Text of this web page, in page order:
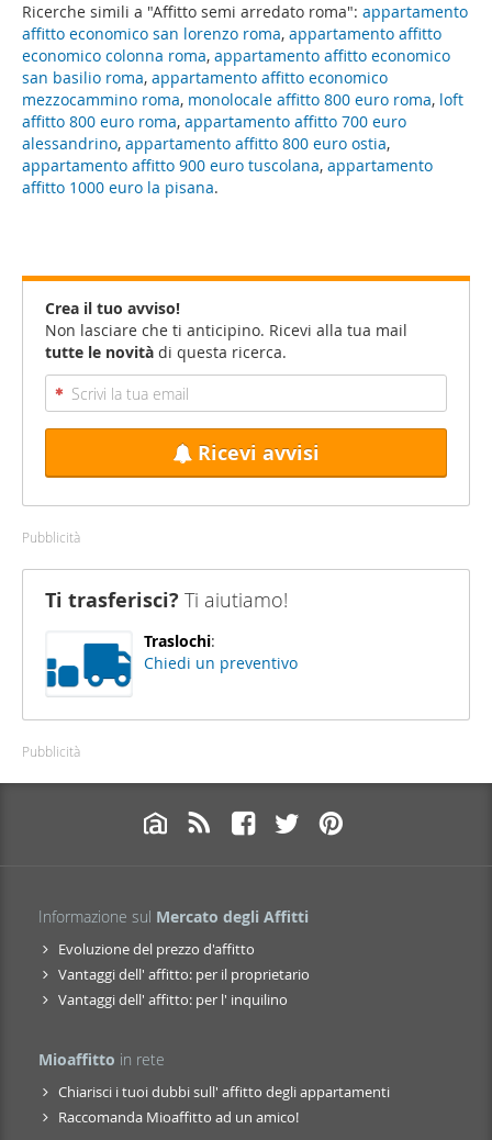
Ricerche simili a "Affitto semi arredato roma": appartamento
affitto economico san lorenzo roma, appartamento affitto
economico colonna roma, appartamento affitto economico
san basilio roma, appartamento affitto economico
mezzocammino roma, monolocale affitto 800 euro roma, loft
affitto 800 euro roma, appartamento affitto 700 euro
alessandrino, appartamento affitto 800 euro ostia,
appartamento affitto 900 euro tuscolana, appartamento
affitto 1000 euro la pisana.
Crea il tuo avviso!
Non lasciare che ti anticipino. Ricevi alla tua mail
tutte le novità di questa ricerca.
Ricevi avvisi
Pubblicità
Ti trasferisci? Ti aiutiamo!
Traslochi:
Chiedi un preventivo
Pubblicità
Informazione sul Mercato degli Affitti
Evoluzione del prezzo d'affitto
Vantaggi dell' affitto: per il proprietario
Vantaggi dell' affitto: per l' inquilino
Mioaffitto in rete
Chiarisci i tuoi dubbi sull' affitto degli appartamenti
Raccomanda Mioaffitto ad un amico!